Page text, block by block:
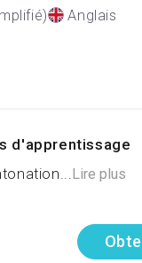
Anglais
d'apprentissage
Lire plus